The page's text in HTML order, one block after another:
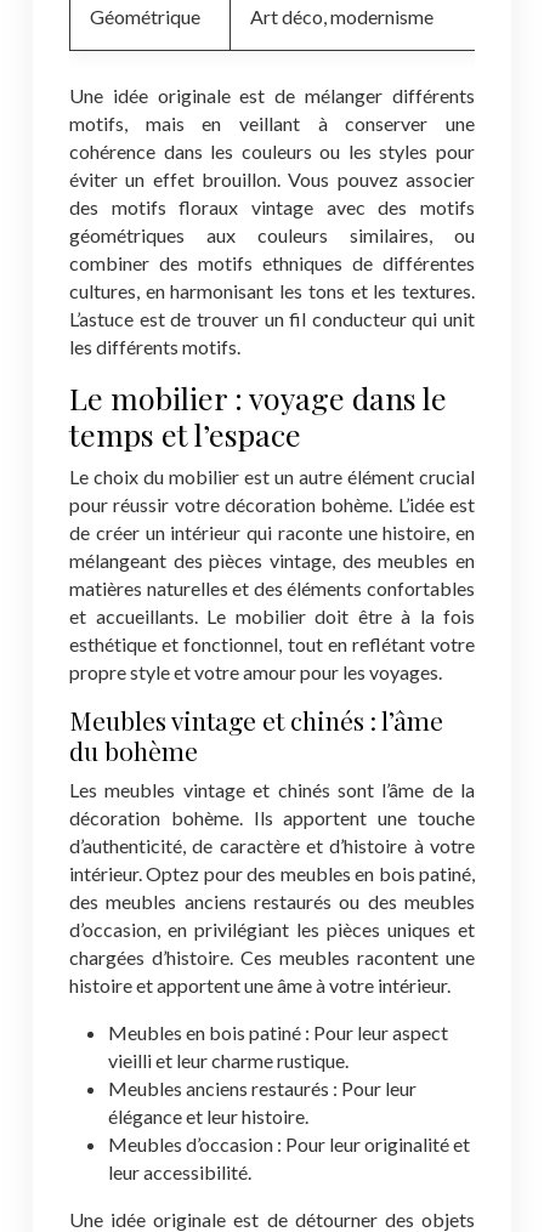
Géométrique Art déco, modernisme
Une idée originale est de mélanger différents
motifs, mais en veillant à conserver une
cohérence dans les couleurs ou les styles pour
éviter un effet brouillon. Vous pouvez associer
des motifs floraux vintage avec des motifs
géométriques aux couleurs similaires, ou
combiner des motifs ethniques de différentes
cultures, en harmonisant les tons et les textures.
L’astuce est de trouver un fil conducteur qui unit
les différents motifs.
Le mobilier : voyage dans le
temps et l’espace
Le choix du mobilier est un autre élément crucial
pour réussir votre décoration bohème. L’idée est
de créer un intérieur qui raconte une histoire, en
mélangeant des pièces vintage, des meubles en
matières naturelles et des éléments confortables
et accueillants. Le mobilier doit être à la fois
esthétique et fonctionnel, tout en reflétant votre
propre style et votre amour pour les voyages.
Meubles vintage et chinés : l’âme
du bohème
Les meubles vintage et chinés sont l’âme de la
décoration bohème. Ils apportent une touche
d’authenticité, de caractère et d’histoire à votre
intérieur. Optez pour des meubles en bois patiné,
des meubles anciens restaurés ou des meubles
d’occasion, en privilégiant les pièces uniques et
chargées d’histoire. Ces meubles racontent une
histoire et apportent une âme à votre intérieur.
Meubles en bois patiné : Pour leur aspect
vieilli et leur charme rustique.
Meubles anciens restaurés : Pour leur
élégance et leur histoire.
Meubles d’occasion : Pour leur originalité et
leur accessibilité.
Une idée originale est de détourner des objets